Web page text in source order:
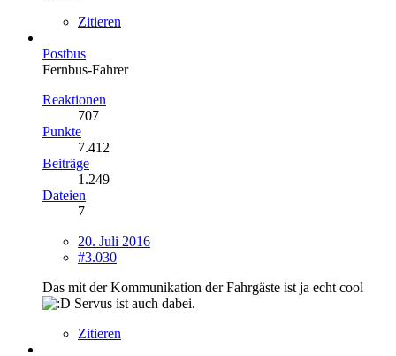
Zitieren
Postbus
Fernbus-Fahrer
Reaktionen
707
Punkte
7.412
Beiträge
1.249
Dateien
7
20. Juli 2016
#3.030
Das mit der Kommunikation der Fahrgäste ist ja echt cool
Servus ist auch dabei.
Zitieren